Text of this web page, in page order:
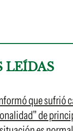
LEÍDAS
que sufrió
de